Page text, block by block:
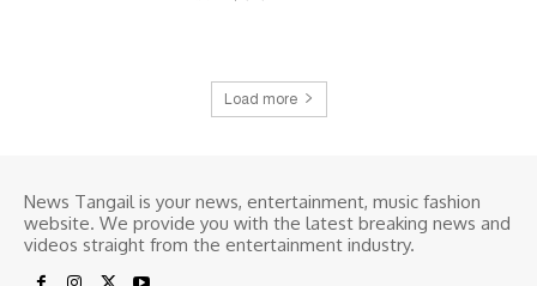
Load more
News Tangail is your news, entertainment, music fashion
website. We provide you with the latest breaking news and
videos straight from the entertainment industry.